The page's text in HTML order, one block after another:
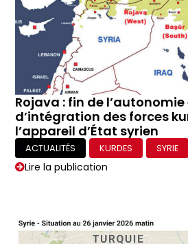
Rojava : fin de
d’intégration des forces
l’appareil d’État syrien
ACTUALITÉS KURDES SYRIE
Lire la publication